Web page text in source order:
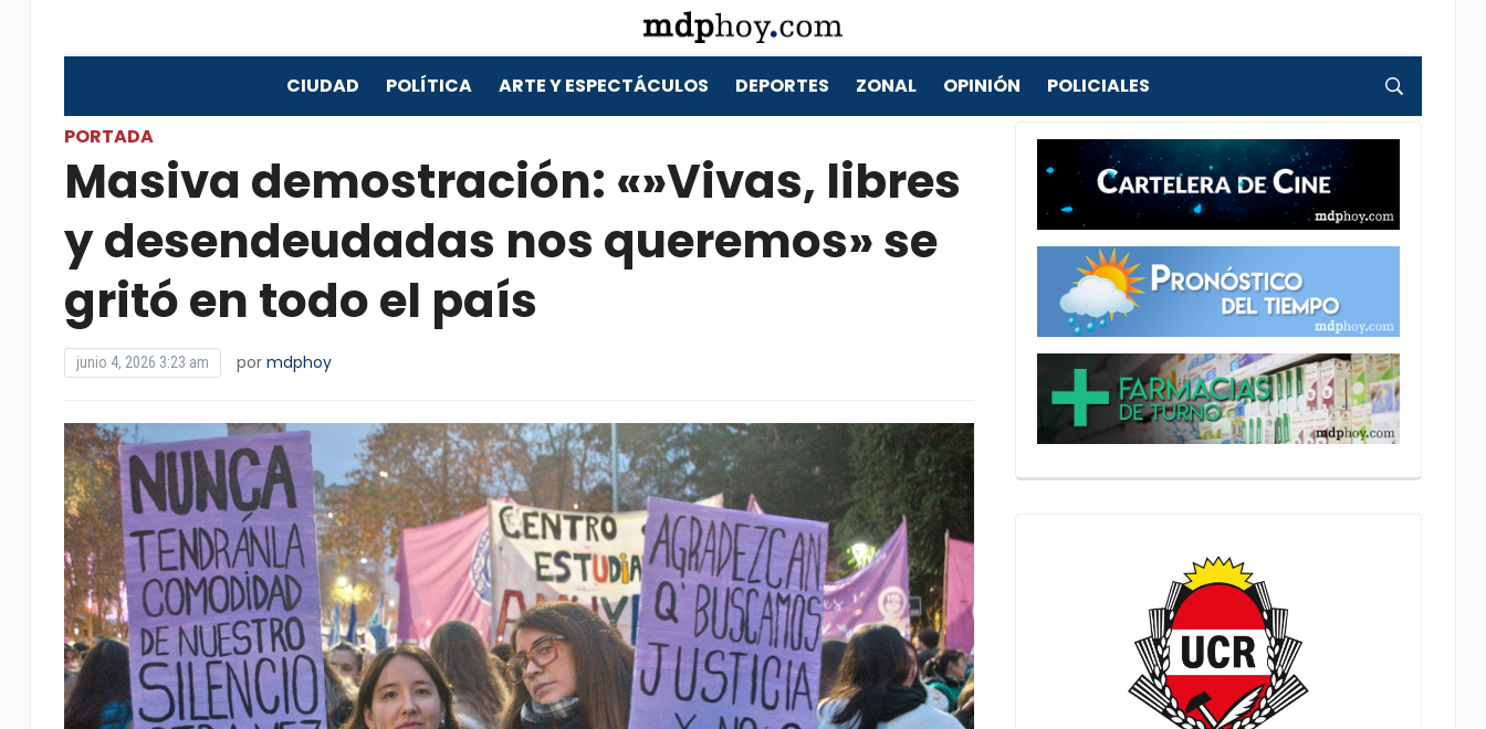
CIUDAD POLÍTICA ARTE Y ESPECTÁCULOS DEPORTES ZONAL OPINIÓN
POLICIALES
PORTADA
Masiva demostración: «»Vivas, libres
y desendeudadas nos queremos» se
gritó en todo el país
junio 4, 2026 3:23 am por mdphoy